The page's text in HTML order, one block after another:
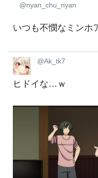
@nyan_chu_nyan
いつも不憫なミンホ
@Ak_tk7
ヒドイな…ｗ